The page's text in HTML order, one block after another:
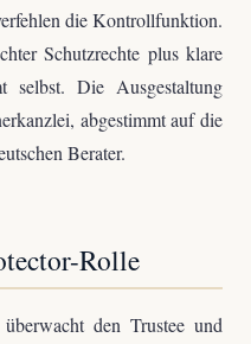
die Kontrollfunktion.
Schutzrechte plus klare
selbst. Die Ausgestaltung
abgestimmt auf die
Berater.
Rolle
den Trustee und